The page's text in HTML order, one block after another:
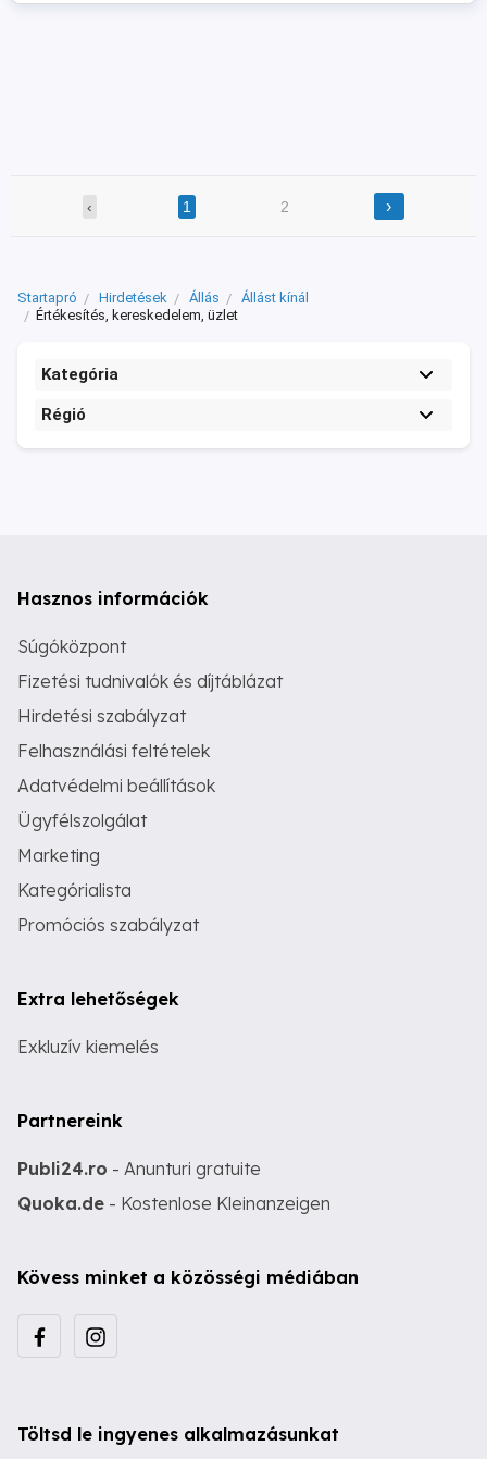
‹ 1 2 ›
Startapró Hirdetések Állás
Állást kínál
Értékesítés, kereskedelem, üzlet
Kategória
Régió
Hasznos információk
Súgóközpont
Fizetési tudnivalók és díjtáblázat
Hirdetési szabályzat
Felhasználási feltételek
Adatvédelmi beállítások
Ügyfélszolgálat
Marketing
Kategórialista
Promóciós szabályzat
Extra lehetőségek
Exkluzív kiemelés
Partnereink
Publi24.ro - Anunturi gratuite
Quoka.de - Kostenlose Kleinanzeigen
Kövess minket a közösségi médiában
Töltsd le ingyenes alkalmazásunkat